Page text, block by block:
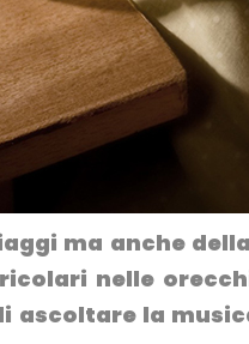
ma anche
nelle
la